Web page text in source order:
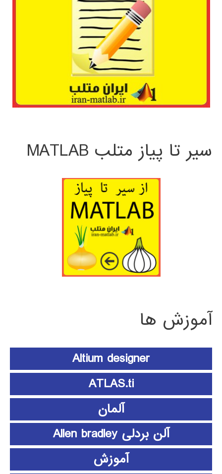
سیر تا پیاز متلب MATLAB
آموزش ها
Altium designer
ATLAS.ti
آلمان
آلن بردلی Allen bradley
آموزش